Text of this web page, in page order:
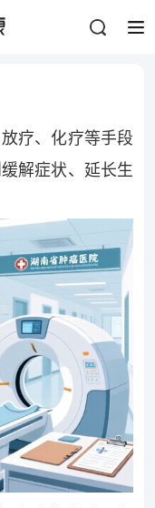
疗、化疗等手段
解症状、延长生